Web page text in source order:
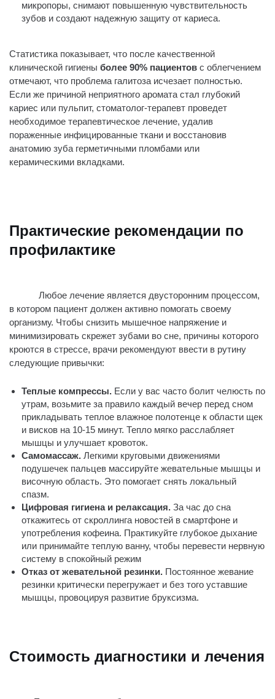
микропоры, снимают повышенную чувствительность
зубов и создают надежную защиту от кариеса.
Статистика показывает, что после качественной
клинической гигиены более 90% пациентов с облегчением
отмечают, что проблема галитоза исчезает полностью.
Если же причиной неприятного аромата стал глубокий
кариес или пульпит, стоматолог-терапевт проведет
необходимое терапевтическое лечение, удалив
пораженные инфицированные ткани и восстановив
анатомию зуба герметичными пломбами или
керамическими вкладками.
Практические рекомендации по
профилактике
Любое лечение является двусторонним процессом,
в котором пациент должен активно помогать своему
организму. Чтобы снизить мышечное напряжение и
минимизировать скрежет зубами во сне, причины которого
кроются в стрессе, врачи рекомендуют ввести в рутину
следующие привычки:
Теплые компрессы. Если у вас часто болит челюсть по
утрам, возьмите за правило каждый вечер перед сном
прикладывать теплое влажное полотенце к области щек
и висков на 10-15 минут. Тепло мягко расслабляет
мышцы и улучшает кровоток.
Самомассаж. Легкими круговыми движениями
подушечек пальцев массируйте жевательные мышцы и
височную область. Это помогает снять локальный
спазм.
Цифровая гигиена и релаксация. За час до сна
откажитесь от скроллинга новостей в смартфоне и
употребления кофеина. Практикуйте глубокое дыхание
или принимайте теплую ванну, чтобы перевести нервную
систему в спокойный режим
Отказ от жевательной резинки. Постоянное жевание
резинки критически перегружает и без того уставшие
мышцы, провоцируя развитие бруксизма.
Стоимость диагностики и лечения